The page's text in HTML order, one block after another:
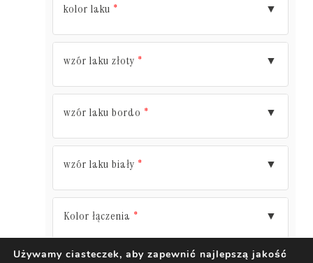
kolor laku * ▼
wzór laku złoty * ▼
wzór laku bordo * ▼
wzór laku biały * ▼
Kolor łączenia * ▼
Używamy ciasteczek, aby zapewnić najlepszą jakość